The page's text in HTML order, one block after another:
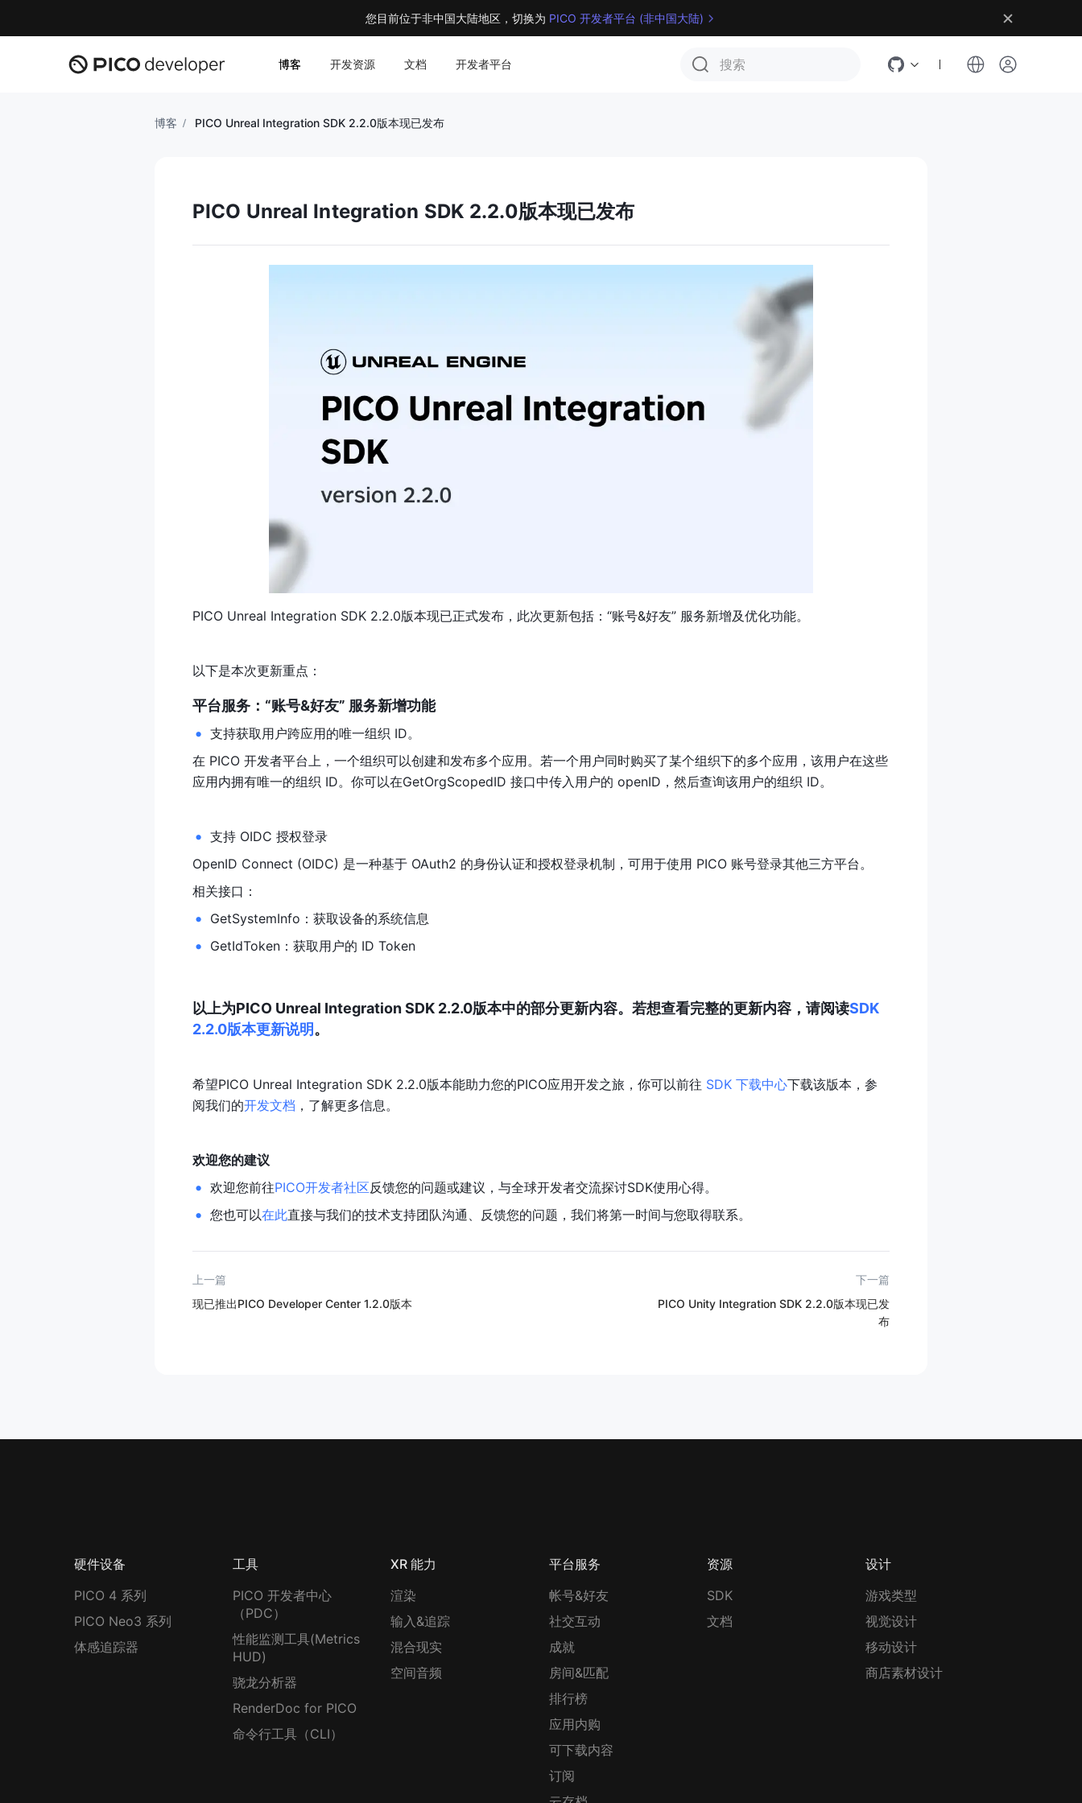
您目前位于非中国大陆地区，切换为 PICO 开发者平台 (非中国大陆)
博客 开发资源 文档 开发者平台
博客 PICO Unreal Integration SDK 2.2.0版本现已发布
PICO Unreal Integration SDK 2.2.0版本现已发布
PICO Unreal Integration SDK 2.2.0版本现已正式发布，此次更新包括：“账号&好友” 服务新增及优化功能。
以下是本次更新重点：
平台服务：“账号&好友” 服务新增功能
支持获取用户跨应用的唯一组织 ID。
在 PICO 开发者平台上，一个组织可以创建和发布多个应用。若一个用户同时购买了某个组织下的多个应用，该用户在这些
应用内拥有唯一的组织 ID。你可以在GetOrgScopedID 接口中传入用户的 openID，然后查询该用户的组织 ID。
支持 OIDC 授权登录
OpenID Connect (OIDC) 是一种基于 OAuth2 的身份认证和授权登录机制，可用于使用 PICO 账号登录其他三方平台。
相关接口：
GetSystemInfo：获取设备的系统信息
GetIdToken：获取用户的 ID Token
以上为PICO Unreal Integration SDK 2.2.0版本中的部分更新内容。若想查看完整的更新内容，请阅读SDK
2.2.0版本更新说明 。
希望PICO Unreal Integration SDK 2.2.0版本能助力您的PICO应用开发之旅，你可以前往 SDK 下载中心下载该版本，参
阅我们的开发文档 ，了解更多信息。
欢迎您的建议
欢迎您前往PICO开发者社区反馈您的问题或建议，与全球开发者交流探讨SDK使用心得。
您也可以在此直接与我们的技术支持团队沟通、反馈您的问题，我们将第一时间与您取得联系。
上一篇
现已推出PICO Developer Center 1.2.0版本
下一篇
PICO Unity Integration SDK 2.2.0版本现已发
布
硬件设备
PICO 4 系列
PICO Neo3 系列
体感追踪器
工具
PICO 开发者中心
（PDC）
性能监测工具(Metrics
HUD)
骁龙分析器
RenderDoc for PICO
命令行工具（CLI）
XR 能力
渲染
输入&追踪
混合现实
空间音频
平台服务
帐号&好友
社交互动
成就
房间&匹配
排行榜
应用内购
可下载内容
订阅
资源
SDK
文档
设计
游戏类型
视觉设计
移动设计
商店素材设计